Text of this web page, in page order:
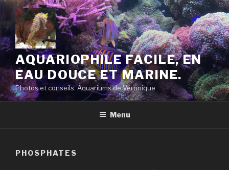
Aller
contenu
principal
AQUARIOPHILE FACILE, EN
EAU DOUCE ET MARINE.
Photos et conseils. Aquariums de Véronique
Menu
PHOSPHATES